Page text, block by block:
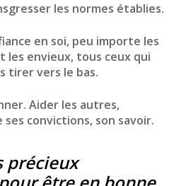
les normes établies.
en soi, peu importe les
les envieux, tous ceux qui
tirer vers le bas.
Aider les autres,
convictions, son savoir.
précieux